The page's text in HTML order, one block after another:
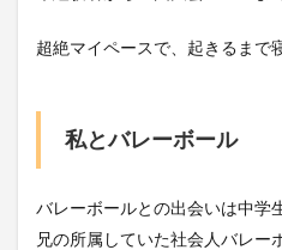
超絶マイペースで、起きるまで
私とバレーボール
バレーボールとの出会いは中学
兄の所属していた社会人バレー